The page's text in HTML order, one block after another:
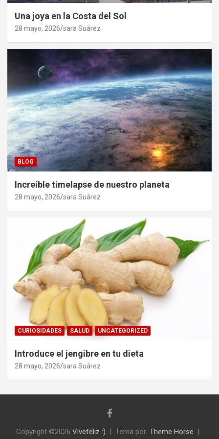
Una joya en la Costa del Sol
28 mayo, 2026 sara Suárez
BLOG
Increíble timelapse de nuestro planeta
28 mayo, 2026 sara Suárez
CURIOSIDADES SALUD UNCATEGORIZED
Introduce el jengibre en tu dieta
28 mayo, 2026 sara Suárez
Copyright ©2026 Vivefeliz :) Tema por: Theme Horse